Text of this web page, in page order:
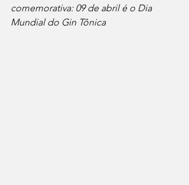
comemorativa: 09 de abril é o Dia
Mundial do Gin Tônica